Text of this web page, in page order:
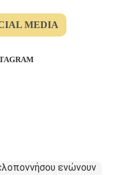
MEDIA